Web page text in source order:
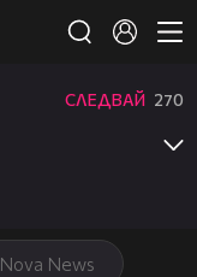
Nova News
СЛЕДВАЙ 270